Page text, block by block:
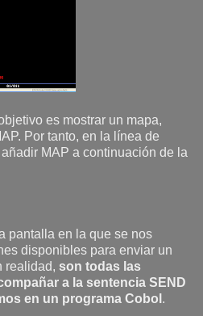
es mostrar un mapa,
Por tanto, en la línea de
MAP a continuación de la
pantalla en la que se nos
disponibles para enviar un
realidad, son todas las
a la sentencia SEND
en un programa Cobol .